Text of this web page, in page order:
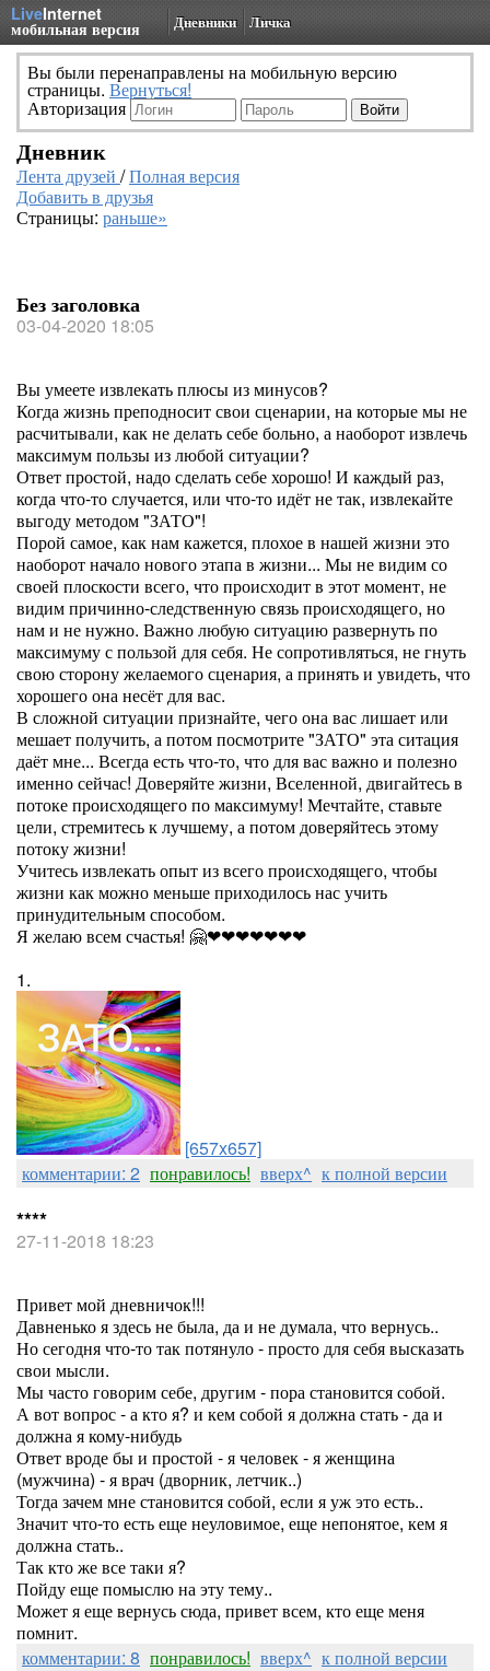
LiveInternet
мобильная версия Дневники Личка
Вы были перенаправлены на мобильную версию
страницы. Вернуться!
Авторизация
Дневник
Лента друзей /Полная версия
Добавить в друзья
Страницы: раньше»
Без заголовка
03-04-2020 18:05
Вы умеете извлекать плюсы из минусов?
Когда жизнь преподносит свои сценарии, на которые мы не
расчитывали, как не делать себе больно, а наоборот извлечь
максимум пользы из любой ситуации?
Ответ простой, надо сделать себе хорошо! И каждый раз,
когда что-то случается, или что-то идёт не так, извлекайте
выгоду методом "ЗАТО"!
Порой самое, как нам кажется, плохое в нашей жизни это
наоборот начало нового этапа в жизни... Мы не видим со
своей плоскости всего, что происходит в этот момент, не
видим причинно-следственную связь происходящего, но
нам и не нужно. Важно любую ситуацию развернуть по
максимуму с пользой для себя. Не сопротивляться, не гнуть
свою сторону желаемого сценария, а принять и увидеть, что
хорошего она несёт для вас.
В сложной ситуации признайте, чего она вас лишает или
мешает получить, а потом посмотрите "ЗАТО" эта ситация
даёт мне... Всегда есть что-то, что для вас важно и полезно
именно сейчас! Доверяйте жизни, Вселенной, двигайтесь в
потоке происходящего по максимуму! Мечтайте, ставьте
цели, стремитесь к лучшему, а потом доверяйтесь этому
потоку жизни!
Учитесь извлекать опыт из всего происходящего, чтобы
жизни как можно меньше приходилось нас учить
принудительным способом.
Я желаю всем счастья! 🤗❤❤❤❤❤❤❤
1.
[657x657]
комментарии: 2 понравилось! вверх^ к полной версии
****
27-11-2018 18:23
Привет мой дневничок!!!
Давненько я здесь не была, да и не думала, что вернусь..
Но сегодня что-то так потянуло - просто для себя высказать
свои мысли.
Мы часто говорим себе, другим - пора становится собой.
А вот вопрос - а кто я? и кем собой я должна стать - да и
должна я кому-нибудь
Ответ вроде бы и простой - я человек - я женщина
(мужчина) - я врач (дворник, летчик..)
Тогда зачем мне становится собой, если я уж это есть..
Значит что-то есть еще неуловимое, еще непонятое, кем я
должна стать..
Так кто же все таки я?
Пойду еще помыслю на эту тему..
Может я еще вернусь сюда, привет всем, кто еще меня
помнит.
комментарии: 8 понравилось! вверх^ к полной версии